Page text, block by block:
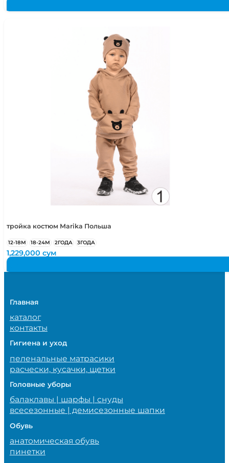
тройка костюм Marika Польша
12-18М 18-24М 2ГОДА 3ГОДА
1,229,000сум
Главная
каталог
контакты
Гигиена и уход
пеленальные матрасики
расчески, кусачки, щетки
Головные уборы
балаклавы | шарфы | снуды
всесезонные | демисезонные шапки
Обувь
анатомическая обувь
пинетки